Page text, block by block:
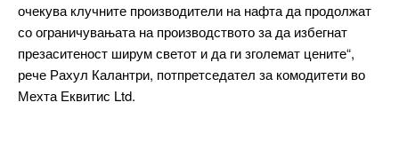
$100 placeholder text
ИЗБЕРЕТЕ ПЛАН
очекува клучните производители на нафта да продолжат
со ограничувањата на производството за да избегнат
презаситеност ширум светот и да ги зголемат цените“,
рече Рахул Калантри, потпретседател за комодитети во
Мехта Еквитис Ltd.